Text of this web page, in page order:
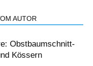
AUTOR
Obstbaumschnitt-
Kössern